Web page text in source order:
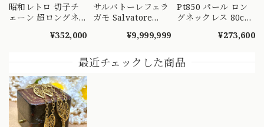
昭和レトロ 切子チ
ェーン 超ロングネ
ンテージ 昭和ジュ
S
¥352,000
サルバトーレフェラ
ガモ Salvatore
in Italy K18 750 ヴ
チェーン ネックレ
ス 70cm
¥9,999,999
Pt850 パール ロン
グネックレス 80cm
ネックレス プラチ
れる、光の連なり～
MN00261
¥273,600
最近チェックした商品